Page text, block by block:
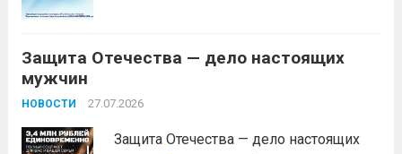
Защита Отечества — дело настоящих
мужчин
НОВОСТИ 27.07.2026
Защита Отечества — дело настоящих